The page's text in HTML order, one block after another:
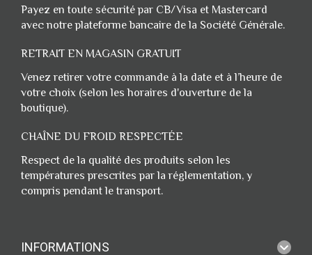
Payez en toute sécurité par CB/Visa et Mastercard
avec notre plateforme bancaire de la Société Générale.
RETRAIT EN MAGASIN GRATUIT
Venez retirer votre commande à la date et à l’heure de
votre choix (selon les horaires d'ouverture de la
boutique).
CHAÎNE DU FROID RESPECTÉE
Respect de la qualité des produits selon les
températures prescrites par la réglementation, y
compris pendant le transport.
INFORMATIONS